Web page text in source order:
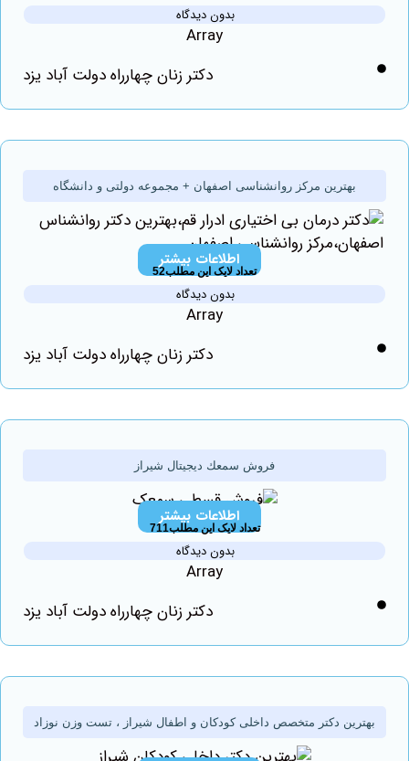
بدون دیدگاه
دکتر زنان چهارراه دولت آباد یزد
بهترین مرکز روانشناسی اصفهان + مجموعه دولتی و دانشگاه
اطلاعات بیشتر
تعداد لایک این مطلب52
بدون دیدگاه
دکتر زنان چهارراه دولت آباد یزد
فروش سمعك ديجيتال شیراز
اطلاعات بیشتر
تعداد لایک این مطلب711
بدون دیدگاه
دکتر زنان چهارراه دولت آباد یزد
دکتر متخصص داخلی کودکان و اطفال شیراز ، تست وزن نوزاد